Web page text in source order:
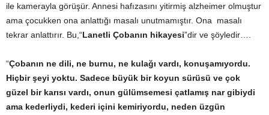
ile kamerayla görüşür. Annesi hafızasını yitirmiş alzheimer olmuştur
ama çocukken ona anlattığı masalı unutmamıştır. Ona masalı
tekrar anlattırır. Bu, “Lanetli Çobanın hikayesi”dir ve şöyledir….
“Çobanın ne dili, ne burnu, ne kulağı vardı, konuşamıyordu.
Hiçbir şeyi yoktu. Sadece büyük bir koyun sürüsü ve çok
güzel bir karısı vardı, onun gülümsemesi çatlamış nar gibiydi
ama kederliydi, kederi içini kemiriyordu, neden üzgün